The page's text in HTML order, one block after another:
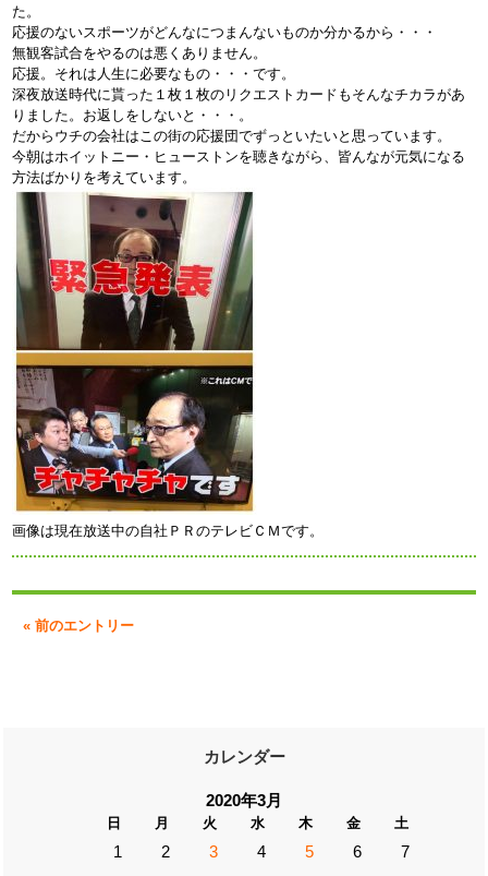
カレンダー
2020年3月
日 月 火 水 木 金 土
1 2 3 4 5 6
7
た。
応援のないスポーツがどんなにつまんないものか分かるから・・・
無観客試合をやるのは悪くありません。
応援。それは人生に必要なもの・・・です。
深夜放送時代に貰った１枚１枚のリクエストカードもそんなチカラがあ
りました。お返しをしないと・・・。
だからウチの会社はこの街の応援団でずっといたいと思っています。
今朝はホイットニー・ヒューストンを聴きながら、皆んなが元気になる
方法ばかりを考えています。
画像は現在放送中の自社ＰＲのテレビＣＭです。
« 前のエントリー